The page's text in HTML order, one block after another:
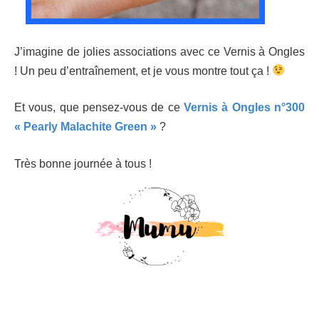
J’imagine de jolies associations avec ce Vernis à Ongles
! Un peu d’entraînement, et je vous montre tout ça !
Et vous, que pensez-vous de ce Vernis à Ongles n°300
« Pearly Malachite Green » ?
Très bonne journée à tous !